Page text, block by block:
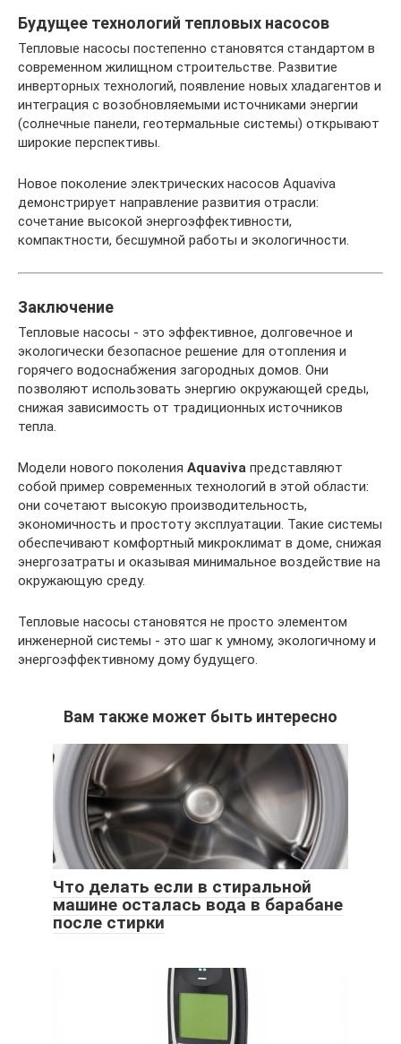
Будущее технологий тепловых насосов
Тепловые насосы постепенно становятся стандартом в
современном жилищном строительстве. Развитие
инверторных технологий, появление новых хладагентов и
интеграция с возобновляемыми источниками энергии
(солнечные панели, геотермальные системы) открывают
широкие перспективы.
Новое поколение электрических насосов Aquaviva
демонстрирует направление развития отрасли:
сочетание высокой энергоэффективности,
компактности, бесшумной работы и экологичности.
Заключение
Тепловые насосы - это эффективное, долговечное и
экологически безопасное решение для отопления и
горячего водоснабжения загородных домов. Они
позволяют использовать энергию окружающей среды,
снижая зависимость от традиционных источников
тепла.
Модели нового поколения Aquaviva представляют
собой пример современных технологий в этой области:
они сочетают высокую производительность,
экономичность и простоту эксплуатации. Такие системы
обеспечивают комфортный микроклимат в доме, снижая
энергозатраты и оказывая минимальное воздействие на
окружающую среду.
Тепловые насосы становятся не просто элементом
инженерной системы - это шаг к умному, экологичному и
энергоэффективному дому будущего.
Вам также может быть интересно
Что делать если в стиральной
машине осталась вода в барабане
после стирки